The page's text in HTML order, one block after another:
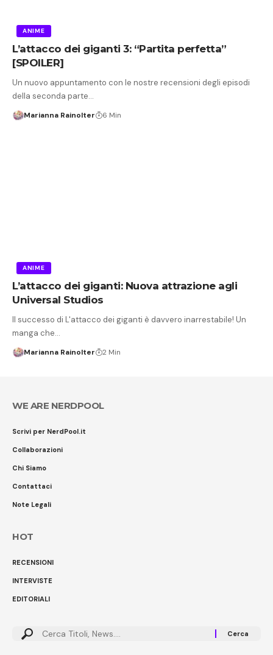
ANIME
L’attacco dei giganti 3: “Partita perfetta”
[SPOILER]
Un nuovo appuntamento con le nostre recensioni degli episodi
della seconda parte…
Marianna Rainolter 6 Min
ANIME
L’attacco dei giganti: Nuova attrazione agli
Universal Studios
Il successo di L'attacco dei giganti è davvero inarrestabile! Un
manga che…
Marianna Rainolter 2 Min
WE ARE NERDPOOL
Scrivi per NerdPool.it
Collaborazioni
Chi Siamo
Contattaci
Note Legali
HOT
RECENSIONI
INTERVISTE
EDITORIALI
Cerca: